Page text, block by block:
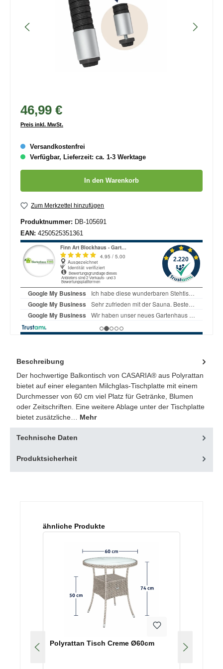
46,99 €
Preis inkl. MwSt.
Versandkostenfrei
Verfügbar, Lieferzeit: ca. 1-3 Werktage
In den Warenkorb
Zum Merkzettel hinzufügen
Produktnummer: DB-105691
EAN: 4250525351361
Beschreibung
Der hochwertige Balkontisch von CASARIA® aus Polyrattan
bietet auf einer eleganten Milchglas-Tischplatte mit einem
Durchmesser von 60 cm viel Platz für Getränke, Blumen
oder Zeitschriften. Eine weitere Ablage unter der Tischplatte
bietet zusätzliche… Mehr
Technische Daten
Produktsicherheit
Produktgalerie überspringen
ähnliche Produkte
Polyrattan Tisch Creme Ø60cm